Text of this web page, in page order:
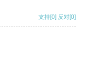
支持[0] 反对[0]